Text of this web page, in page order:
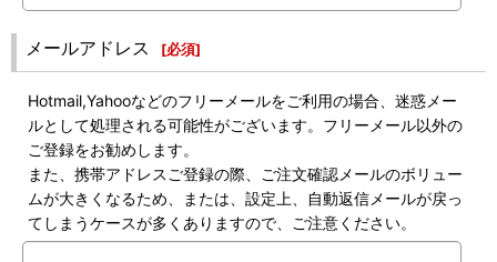
メールアドレス [必須]
Hotmail,Yahooなどのフリーメールをご利用の場合、迷惑メー
ルとして処理される可能性がございます。フリーメール以外の
ご登録をお勧めします。
また、携帯アドレスご登録の際、ご注文確認メールのボリュー
ムが大きくなるため、または、設定上、自動返信メールが戻っ
てしまうケースが多くありますので、ご注意ください。